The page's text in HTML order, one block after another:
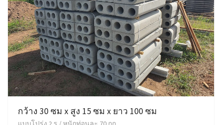
กว้าง 30 ซม x สูง 15 ซม x ยาว 100 ซม